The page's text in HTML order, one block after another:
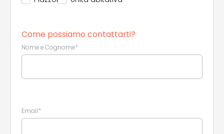
Come possiamo contattarti?
Nome e Cognome*
Email*